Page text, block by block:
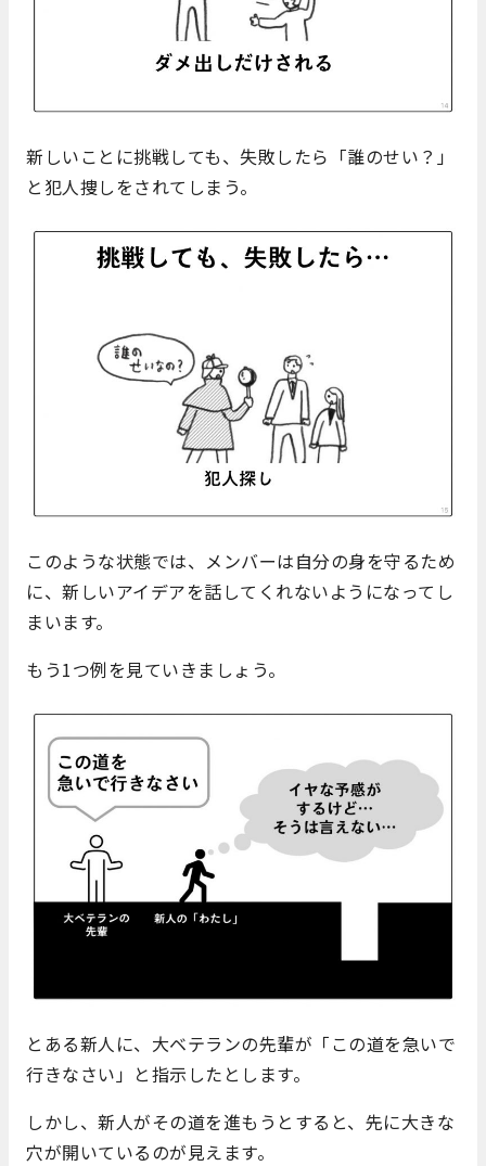
新しいことに挑戦しても、失敗したら「誰のせい？」
と犯人捜しをされてしまう。
このような状態では、メンバーは自分の身を守るため
に、新しいアイデアを話してくれないようになってし
まいます。
もう1つ例を見ていきましょう。
とある新人に、大ベテランの先輩が「この道を急いで
行きなさい」と指示したとします。
しかし、新人がその道を進もうとすると、先に大きな
穴が開いているのが見えます。